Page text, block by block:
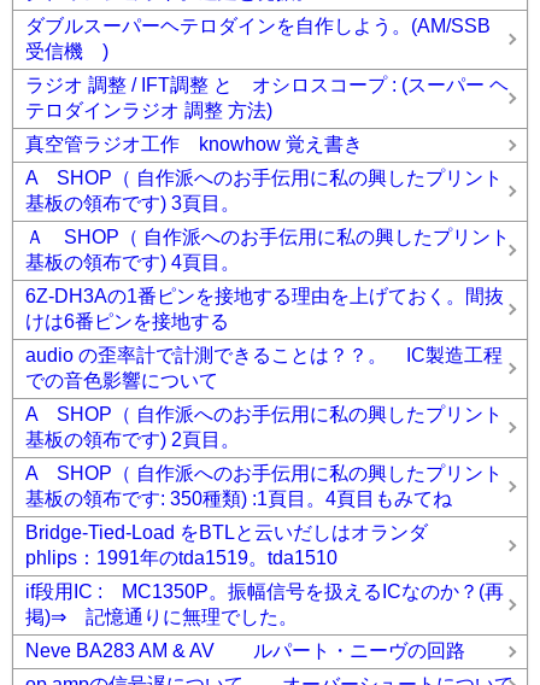
ダブルスーパーヘテロダインを自作しよう。(AM/SSB
受信機 )
ラジオ 調整 / IFT調整 と オシロスコープ : (スーパー ヘ
テロダインラジオ 調整 方法)
真空管ラジオ工作 knowhow 覚え書き
A SHOP（ 自作派へのお手伝用に私の興したプリント
基板の領布です) 3頁目。
Ａ SHOP（ 自作派へのお手伝用に私の興したプリント
基板の領布です) 4頁目。
6Z-DH3Aの1番ピンを接地する理由を上げておく。間抜
けは6番ピンを接地する
audio の歪率計で計測できることは？？。 IC製造工程
での音色影響について
A SHOP（ 自作派へのお手伝用に私の興したプリント
基板の領布です) 2頁目。
A SHOP（ 自作派へのお手伝用に私の興したプリント
基板の領布です: 350種類) :1頁目。4頁目もみてね
Bridge-Tied-Load をBTLと云いだしはオランダ
phlips：1991年のtda1519。tda1510
if段用IC : MC1350P。振幅信号を扱えるICなのか？(再
掲)⇒ 記憶通りに無理でした。
Neve BA283 AM & AV ルパート・ニーヴの回路